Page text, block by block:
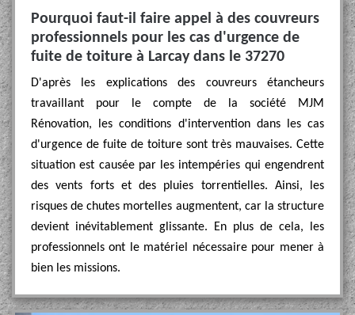
Pourquoi faut-il faire appel à des couvreurs
professionnels pour les cas d'urgence de
fuite de toiture à Larcay dans le 37270
D'après les explications des couvreurs étancheurs
travaillant pour le compte de la société MJM
Rénovation, les conditions d'intervention dans les cas
d'urgence de fuite de toiture sont très mauvaises. Cette
situation est causée par les intempéries qui engendrent
des vents forts et des pluies torrentielles. Ainsi, les
risques de chutes mortelles augmentent, car la structure
devient inévitablement glissante. En plus de cela, les
professionnels ont le matériel nécessaire pour mener à
bien les missions.